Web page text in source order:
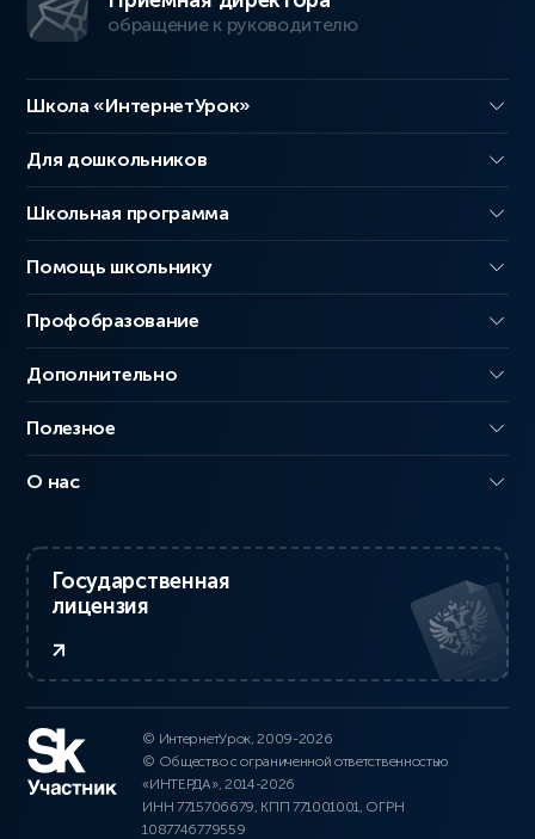
обращение к руководителю
Школа «ИнтернетУрок»
Для дошкольников
Школьная программа
Помощь школьнику
Профобразование
Дополнительно
Полезное
О нас
Государственная
лицензия
© ИнтернетУрок, 2009-2026
© Общество с ограниченной ответственностью
«ИНТЕРДА», 2014-2026
ИНН 7715706679, КПП 771001001, ОГРН
1087746779559